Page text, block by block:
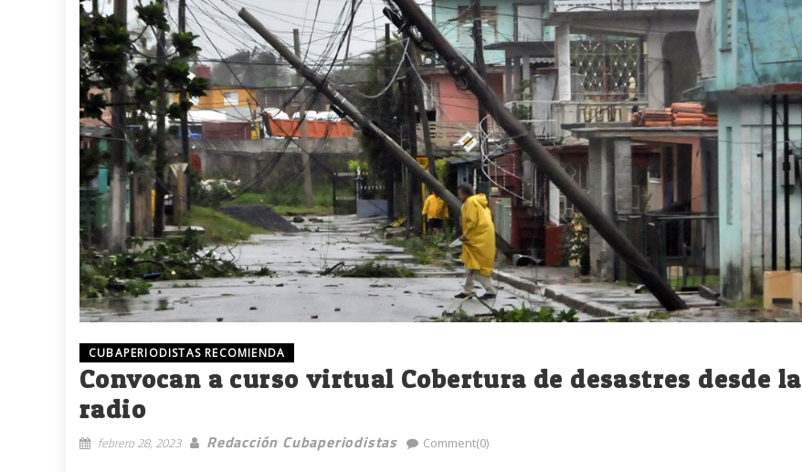
CUBAPERIODISTAS RECOMIENDA
Convocan a curso virtual Cobertura de desastres desde la
radio
febrero 28, 2023 Redacción Cubaperiodistas Comment(0)